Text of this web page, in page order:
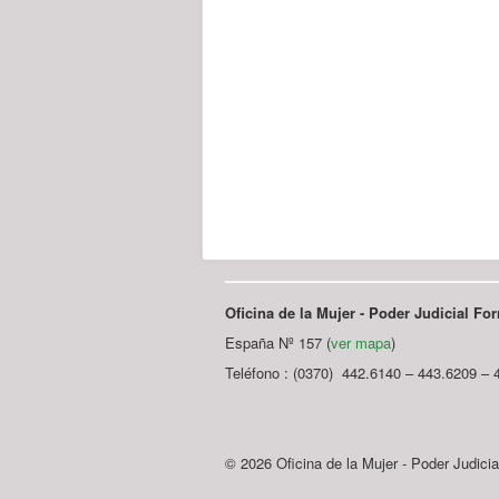
Oficina de la Mujer - Poder Judicial
España Nº 157 (ver mapa)
Teléfono : (0370) 442.6140 – 443.6209 –
© 2026 Oficina de la Mujer - Poder